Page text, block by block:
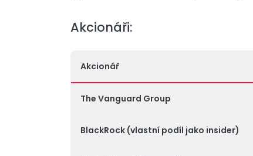
Akcionáři:
Akcionář
The Vanguard Group
BlackRock (vlastní podíl jako insider)